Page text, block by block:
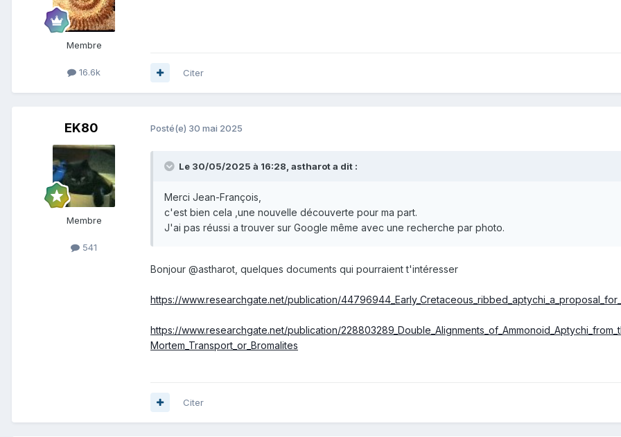
Membre
16.6k Citer
EK80
Membre
541
Posté(e) 30 mai 2025
Le 30/05/2025 à 16:28, astharota dit :
Merci Jean-François,
c'est bien cela ,une nouvelle découverte pour ma part.
J'ai pas réussi a trouver sur Google même avec une recherche par photo.
Bonjour @astharot, quelques documents qui pourraient t'intéresser
https://www.researchgate.net/publication/
https://www.researchgate.net/publication/
Mortem_Transport_or_Bromalites
Citer